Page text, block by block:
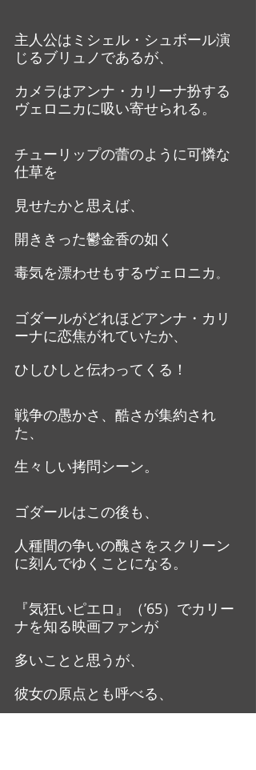
主人公はミシェル・シュボール演
じるブリュノであるが、
カメラはアンナ・カリーナ扮する
ヴェロニカに吸い寄せられる。
チューリップの蕾のように可憐な
仕草を
見せたかと思えば、
開ききった鬱金香の如く
毒気を漂わせもするヴェロニカ。
ゴダールがどれほどアンナ・カリ
ーナに恋焦がれていたか、
ひしひしと伝わってくる！
戦争の愚かさ、酷さが集約され
た、
生々しい拷問シーン。
ゴダールはこの後も、
人種間の争いの醜さをスクリーン
に刻んでゆくことになる。
『気狂いピエロ』（’65）でカリー
ナを知る映画ファンが
多いことと思うが、
彼女の原点とも呼べる、